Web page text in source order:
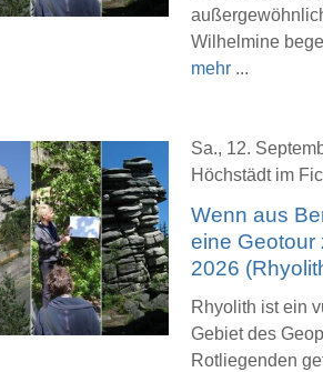
Wilhelmine
mehr ...
Sa., 12.
Höchstädt im
Wenn aus
eine Geotour
2026
Rhyolith ist ein
Gebiet des
Rotliegenden